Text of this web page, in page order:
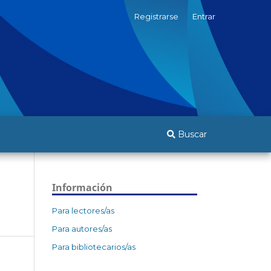
Buscar
Registrarse Entrar
Información
Para lectores/as
Para autores/as
Para bibliotecarios/as